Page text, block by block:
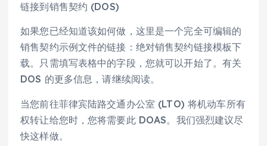
链接到销售契约 (DOS)
如果您已经知道该如何做，这里是一个完全可编辑的
销售契约示例文件的链接：绝对销售契约链接模板下
载。只需填写表格中的字段，您就可以开始了。有关
DOS 的更多信息，请继续阅读。
当您前往菲律宾陆路交通办公室 (LTO) 将机动车所有
权转让给您时，您将需要此 DOAS。我们强烈建议尽
快这样做。